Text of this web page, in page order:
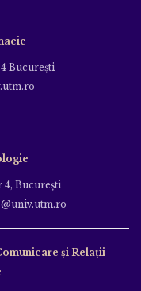
Bucureşti
4, Bucureşti
și Relații